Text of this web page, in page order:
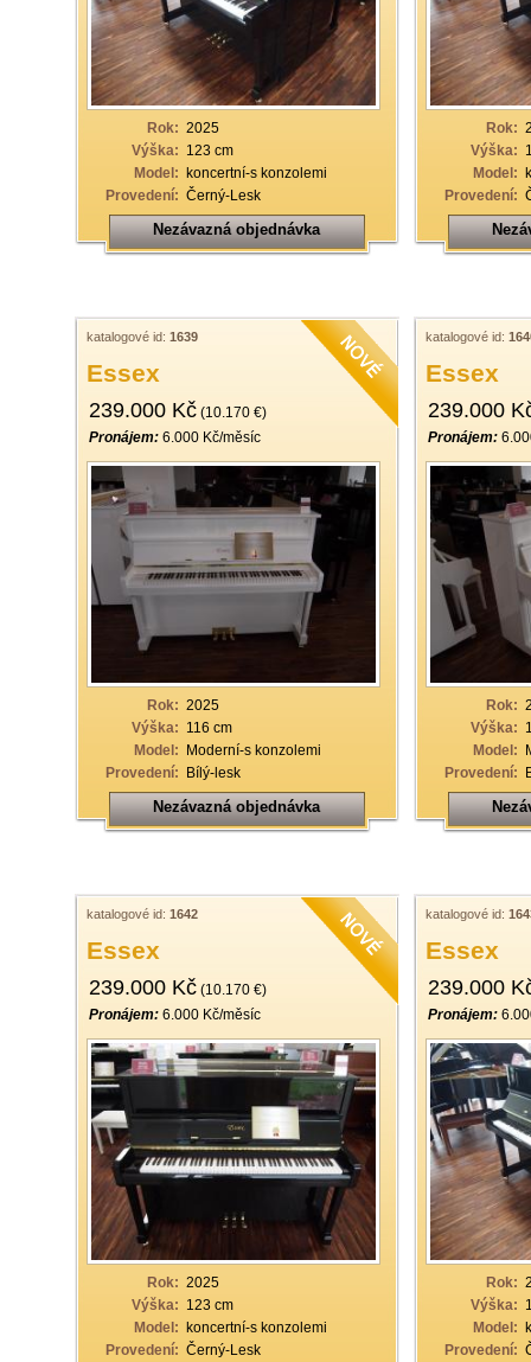
Rok: 2025
Výška: 123 cm
Model: koncertní-s konzolemi
Provedení: Černý-Lesk
Nezávazná objednávka
Rok:
Výška:
Model:
Provedení:
katalogové id: 1639
Essex
239.000 Kč (10.170 €)
Pronájem: 6.000 Kč/měsíc
Rok: 2025
Výška: 116 cm
Model: Moderní-s konzolemi
Provedení: Bílý-lesk
Nezávazná objednávka
katalogové id:
Essex
239.000
Pronájem:
Rok:
Výška:
Model:
Provedení:
katalogové id: 1642
Essex
239.000 Kč (10.170 €)
Pronájem: 6.000 Kč/měsíc
Rok: 2025
Výška: 123 cm
Model: koncertní-s konzolemi
Provedení: Černý-Lesk
katalogové id:
Essex
239.000
Pronájem:
Rok:
Výška:
Model:
Provedení: